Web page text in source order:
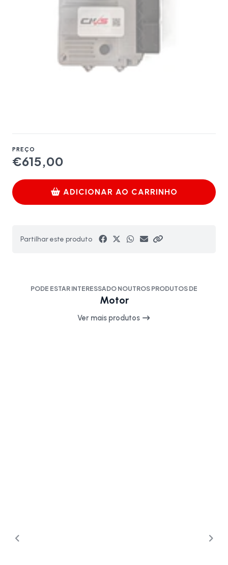
PREÇO
€615,00
ADICIONAR AO CARRINHO
Partilhar este produto
PODE ESTAR INTERESSADO NOUTROS PRODUTOS DE
Motor
Ver mais produtos